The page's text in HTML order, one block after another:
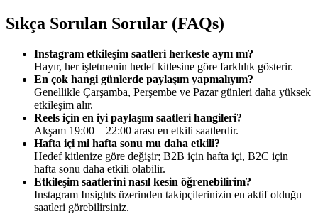
Sıkça Sorulan Sorular (FAQs)
Instagram etkileşim saatleri herkeste aynı mı?
Hayır, her işletmenin hedef kitlesine göre farklılık gösterir.
En çok hangi günlerde paylaşım yapmalıyım?
Genellikle Çarşamba, Perşembe ve Pazar günleri daha yüksek
etkileşim alır.
Reels için en iyi paylaşım saatleri hangileri?
Akşam 19:00 – 22:00 arası en etkili saatlerdir.
Hafta içi mi hafta sonu mu daha etkili?
Hedef kitlenize göre değişir; B2B için hafta içi, B2C için
hafta sonu daha etkili olabilir.
Etkileşim saatlerini nasıl kesin öğrenebilirim?
Instagram Insights üzerinden takipçilerinizin en aktif olduğu
saatleri görebilirsiniz.